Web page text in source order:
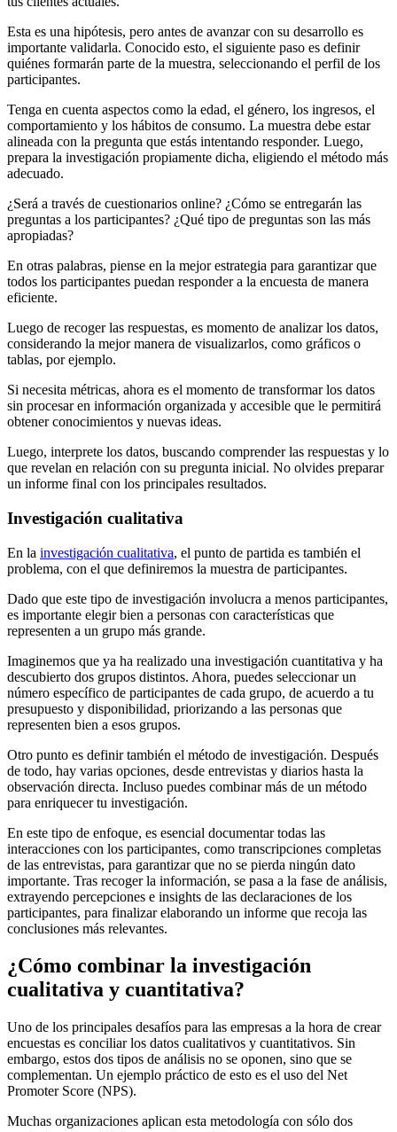
Esta es una hipótesis, pero antes de avanzar con su desarrollo es
importante validarla. Conocido esto, el siguiente paso es definir
quiénes formarán parte de la muestra, seleccionando el perfil de los
participantes.
Tenga en cuenta aspectos como la edad, el género, los ingresos, el
comportamiento y los hábitos de consumo. La muestra debe estar
alineada con la pregunta que estás intentando responder. Luego,
prepara la investigación propiamente dicha, eligiendo el método más
adecuado.
¿Será a través de cuestionarios online? ¿Cómo se entregarán las
preguntas a los participantes? ¿Qué tipo de preguntas son las más
apropiadas?
En otras palabras, piense en la mejor estrategia para garantizar que
todos los participantes puedan responder a la encuesta de manera
eficiente.
Luego de recoger las respuestas, es momento de analizar los datos,
considerando la mejor manera de visualizarlos, como gráficos o
tablas, por ejemplo.
Si necesita métricas, ahora es el momento de transformar los datos
sin procesar en información organizada y accesible que le permitirá
obtener conocimientos y nuevas ideas.
Luego, interprete los datos, buscando comprender las respuestas y lo
que revelan en relación con su pregunta inicial. No olvides preparar
un informe final con los principales resultados.
Investigación cualitativa
En la investigación cualitativa, el punto de partida es también el
problema, con el que definiremos la muestra de participantes.
Dado que este tipo de investigación involucra a menos participantes,
es importante elegir bien a personas con características que
representen a un grupo más grande.
Imaginemos que ya ha realizado una investigación cuantitativa y ha
descubierto dos grupos distintos. Ahora, puedes seleccionar un
número específico de participantes de cada grupo, de acuerdo a tu
presupuesto y disponibilidad, priorizando a las personas que
representen bien a esos grupos.
Otro punto es definir también el método de investigación. Después
de todo, hay varias opciones, desde entrevistas y diarios hasta la
observación directa. Incluso puedes combinar más de un método
para enriquecer tu investigación.
En este tipo de enfoque, es esencial documentar todas las
interacciones con los participantes, como transcripciones completas
de las entrevistas, para garantizar que no se pierda ningún dato
importante. Tras recoger la información, se pasa a la fase de análisis,
extrayendo percepciones e insights de las declaraciones de los
participantes, para finalizar elaborando un informe que recoja las
conclusiones más relevantes.
¿Cómo combinar la investigación
cualitativa y cuantitativa?
Uno de los principales desafíos para las empresas a la hora de crear
encuestas es conciliar los datos cualitativos y cuantitativos. Sin
embargo, estos dos tipos de análisis no se oponen, sino que se
complementan. Un ejemplo práctico de esto es el uso del Net
Promoter Score (NPS).
Muchas organizaciones aplican esta metodología con sólo dos